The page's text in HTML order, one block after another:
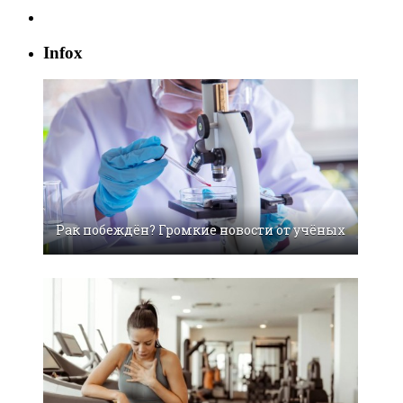
Infox
Рак побеждён? Громкие новости от учёных